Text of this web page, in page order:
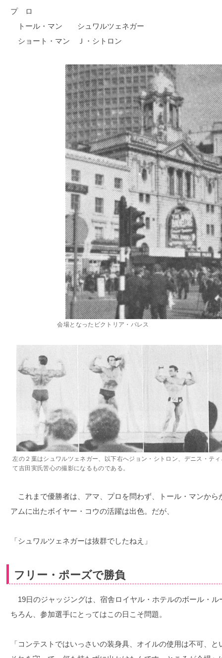
プ ロ
トール・マン シュワルツェネガー
ショート・マン Ｊ・シトロン
会場となったビクトリア・パレス
左の２葉はシュワルツェネガー、以下右へジョン・シトロン、デニス・テ
て吉田実氏苦心の撮影になるものである。
これまで優勝者は、アマ、プロを問わず、トール・マンから
アムに出たボイヤー・コウの活躍は出色。だが、
「シュワルツェネガーは抜群でしたねえ」
フリー・ポーズで勝負
19日のジャッジングは、宿舎ロイヤル・ホテルのボール・
ちろん、参加選手にとってはこの日こそ問題。
「コンテストではいっさいの装身具、オイルの使用は不可、